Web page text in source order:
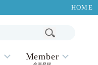
HOME
Member